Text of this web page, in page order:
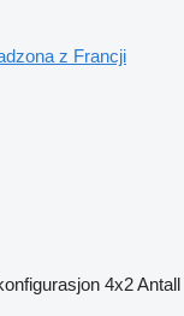
z Francji
4x2Antall